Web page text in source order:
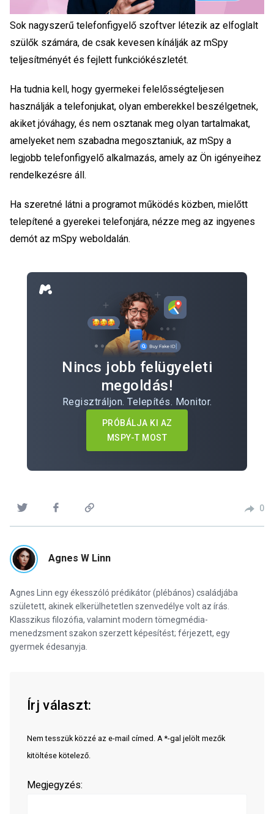
Sok nagyszerű telefonfigyelő szoftver létezik az elfoglalt
szülők számára, de csak kevesen kínálják az mSpy
teljesítményét és fejlett funkciókészletét.
Ha tudnia kell, hogy gyermekei felelősségteljesen
használják a telefonjukat, olyan emberekkel beszélgetnek,
akiket jóváhagy, és nem osztanak meg olyan tartalmakat,
amelyeket nem szabadna megosztaniuk, az mSpy a
legjobb telefonfigyelő alkalmazás, amely az Ön igényeihez
rendelkezésre áll.
Ha szeretné látni a programot működés közben, mielőtt
telepítené a gyerekei telefonjára, nézze meg az ingyenes
demót az mSpy weboldalán.
Nincs jobb felügyeleti
megoldás!
Regisztráljon. Telepítés. Monitor.
PRÓBÁLJA KI AZ
MSPY-T MOST
0
Agnes W Linn
Agnes Linn egy ékesszóló prédikátor (plébános) családjába
született, akinek elkerülhetetlen szenvedélye volt az írás.
Klasszikus filozófia, valamint modern tömegmédia-
menedzsment szakon szerzett képesítést; férjezett, egy
gyermek édesanyja.
Írj választ:
Nem tesszük közzé az e-mail címed. A *-gal jelölt mezők
kitöltése kötelező.
Megjegyzés: